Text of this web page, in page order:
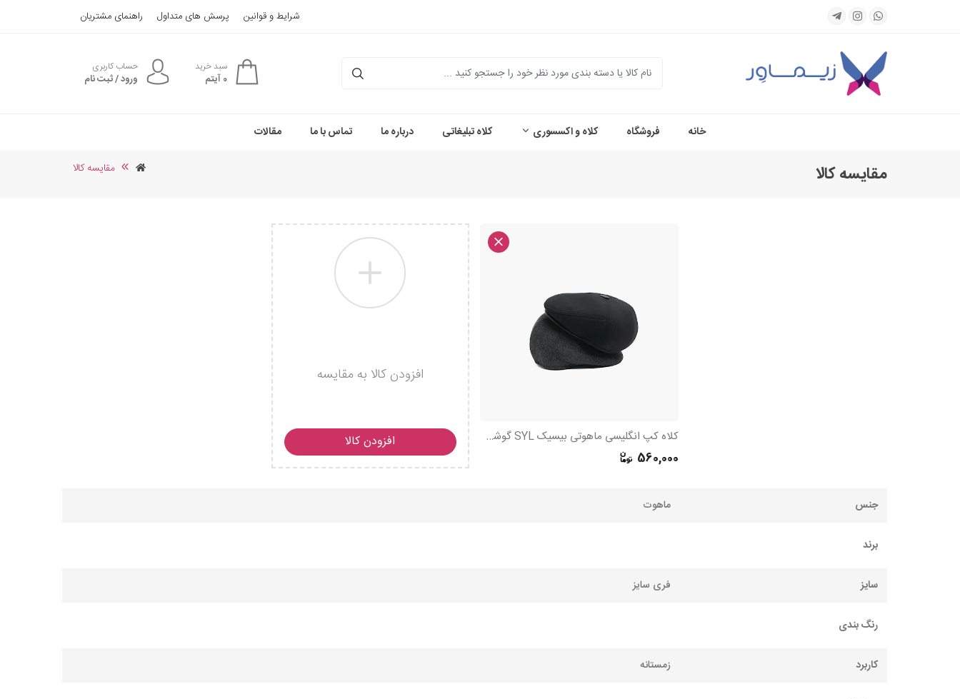
شرایط و قوانین پرسش های متداول راهنمای مشتریان
جستجو سبد خرید
0آیتم
حساب کاربری
ورود / ثبت نام
خانه فروشگاه کلاه و اکسسوری کلاه تبلیغاتی درباره ما تماس با ما مقالات
مقایسه کالا مقایسه کالا
کلاه کپ انگلیسی ماهوتی بیسیک SYL گوشی دار الوان
560,000
افزودن کالا به مقایسه
افزودن کالا
جنس ماهوت
برند
سایز فری سایز
رنگ بندی
کاربرد زمستانه